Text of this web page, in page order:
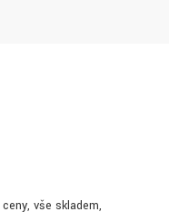
vše skladem,